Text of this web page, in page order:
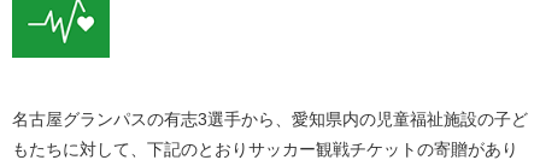
名古屋グランパスの有志3選手から、愛知県内の児童福祉施設の子ど
もたちに対して、下記のとおりサッカー観戦チケットの寄贈があり